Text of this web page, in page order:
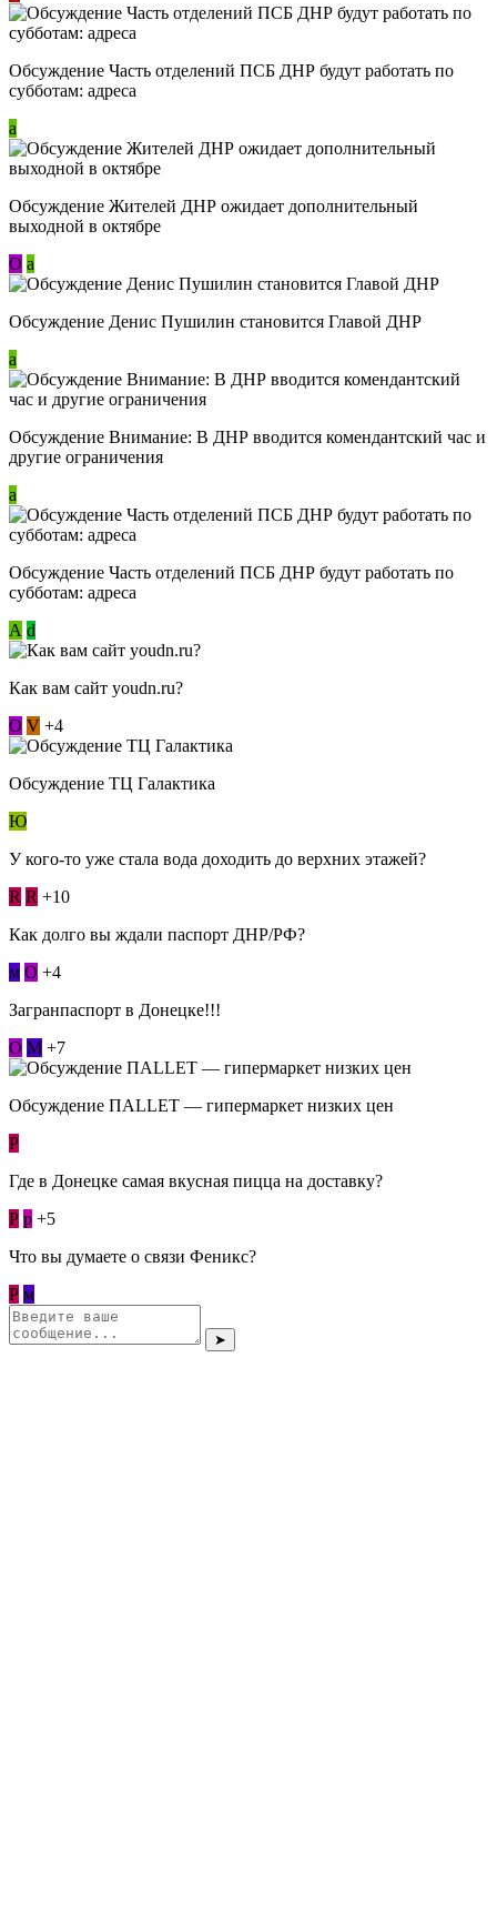
Обсуждение Часть отделений ПСБ ДНР будут работать по
субботам: адреса
a
Обсуждение Жителей ДНР ожидает дополнительный
выходной в октябре
О a
Обсуждение Денис Пушилин становится Главой ДНР
a
Обсуждение Внимание: В ДНР вводится комендантский час и
другие ограничения
a
Обсуждение Часть отделений ПСБ ДНР будут работать по
субботам: адреса
А d
Как вам сайт youdn.ru?
О V +4
Обсуждение ТЦ Галактика
Ю
У кого-то уже стала вода доходить до верхних этажей?
R R +10
Как долго вы ждали паспорт ДНР/РФ?
м О +4
Загранпаспорт в Донецке!!!
О М +7
Обсуждение ПАLLЕТ — гипермаркет низких цен
Р
Где в Донецке самая вкусная пицца на доставку?
Р p +5
Что вы думаете о связи Феникс?
Р м
➤